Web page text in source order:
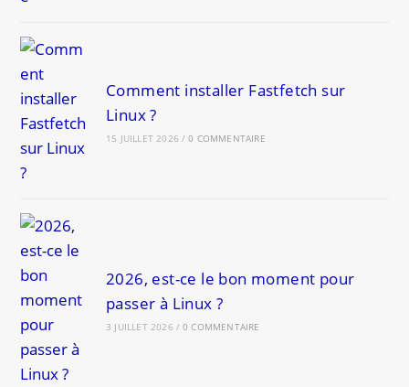
Comment installer Fastfetch sur
Linux ?
15 JUILLET 2026 / 0 COMMENTAIRE
2026, est-ce le bon moment pour
passer à Linux ?
3 JUILLET 2026 / 0 COMMENTAIRE